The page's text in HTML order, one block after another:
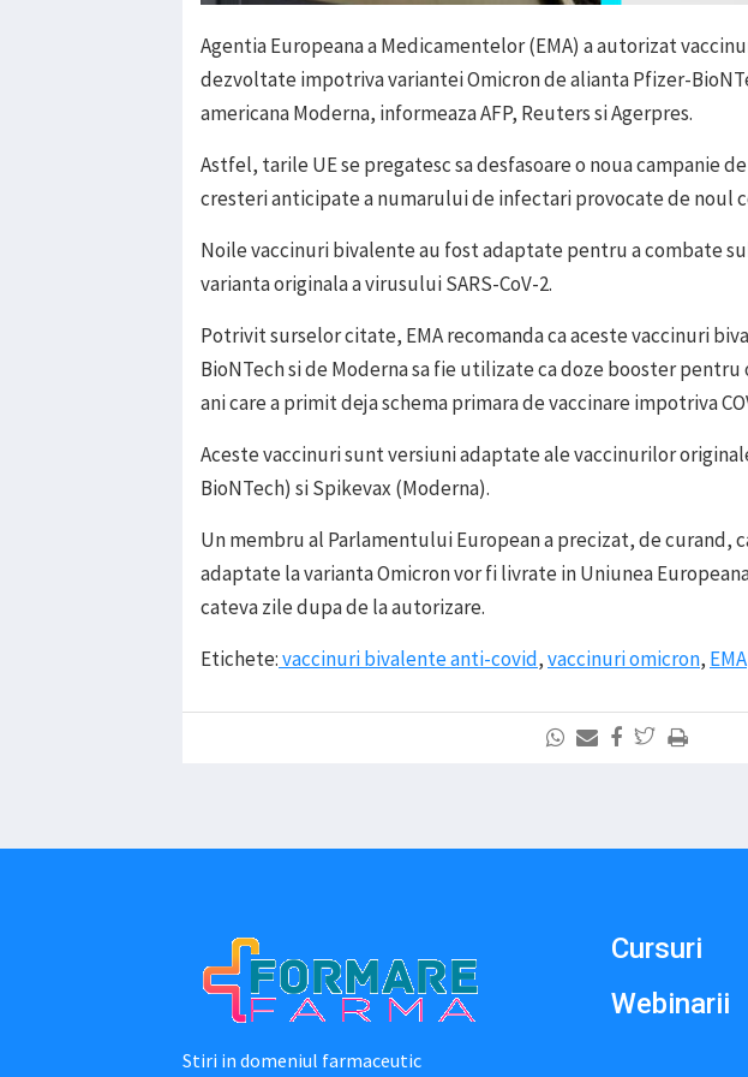
Agentia Europeana a Medicamentelor (EMA) a autorizat
dezvoltate impotriva variantei Omicron de alianta Pfizer-
americana Moderna, informeaza AFP, Reuters si Agerpres.
Astfel, tarile UE se pregatesc sa desfasoare o noua campanie
cresteri anticipate a numarului de infectari provocate de noul
Noile vaccinuri bivalente au fost adaptate pentru a combate
varianta originala a virusului SARS-CoV-2.
Potrivit surselor citate, EMA recomanda ca aceste vaccinuri
BioNTech si de Moderna sa fie utilizate ca doze booster pentru
ani care a primit deja schema primara de vaccinare impotriva
Aceste vaccinuri sunt versiuni adaptate ale vaccinurilor
BioNTech) si Spikevax (Moderna).
Un membru al Parlamentului European a precizat, de curand,
adaptate la varianta Omicron vor fi livrate in Uniunea
cateva zile dupa de la autorizare.
Etichete:vaccinuri bivalente anti-covid,vaccinuri omicron, EMA
Stiri in domeniul farmaceutic
Cursuri
Webinarii